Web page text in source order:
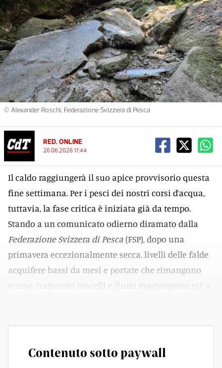
© Alexander Roschi, Federazione Svizzera di Pesca
RED. ONLINE
26.06.2026 17:44
Il caldo raggiungerà il suo apice provvisorio questa
fine settimana. Per i pesci dei nostri corsi d’acqua,
tuttavia, la fase critica è iniziata già da tempo.
Stando a un comunicato odierno diramato dalla
Federazione Svizzera di Pesca (FSP), dopo una
primavera eccezionalmente secca, livelli delle falde
acquifere bassi da mesi e portate che rimangono
scarse, numerosi ruscelli e fiumi raggiungono già a
Contenuto sotto paywall